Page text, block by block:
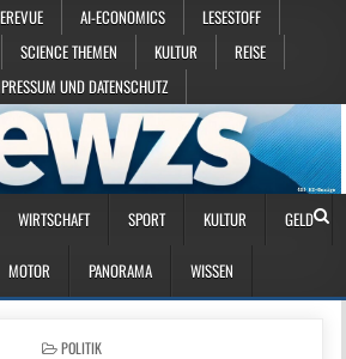
AI-ECONOMICS
LESESTOFF
SCIENCE THEMEN KULTUR
REISE
UND DATENSCHUTZ
WIRTSCHAFT SPORT KULTUR GELD
MOTOR PANORAMA WISSEN
POSTED IN
POLITIK